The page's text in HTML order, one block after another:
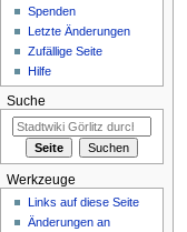
Spenden
Letzte Änderungen
Zufällige Seite
Hilfe
Suche
Werkzeuge
Links auf diese Seite
Änderungen an